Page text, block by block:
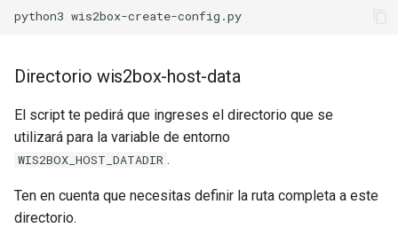
python3
Directorio wis2box-host-data
El script te pedirá que ingreses el directorio que se
utilizará para la variable de entorno
WIS2BOX_HOST_DATADIR .
Ten en cuenta que necesitas definir la ruta completa a este
directorio.